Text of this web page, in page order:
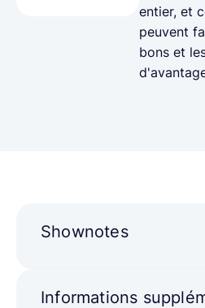
entier, et
peuvent
bons et
Shownotes
Informations